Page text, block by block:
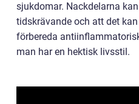
sjukdomar. Nackdelarna
tidskrävande och att det
förbereda
man har en hektisk livsstil.